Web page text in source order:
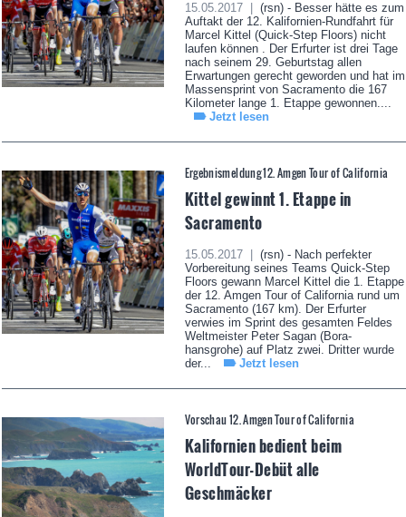
15.05.2017 |
(rsn) - Besser hätte es zum
Auftakt der 12. Kalifornien-Rundfahrt für
Marcel Kittel (Quick-Step Floors) nicht
laufen können . Der Erfurter ist drei Tage
nach seinem 29. Geburtstag allen
Erwartungen gerecht geworden und hat im
Massensprint von Sacramento die 167
Kilometer lange 1. Etappe gewonnen....
Jetzt lesen
Ergebnismeldung 12. Amgen Tour of California
Kittel gewinnt 1. Etappe in
Sacramento
15.05.2017 |
(rsn) - Nach perfekter
Vorbereitung seines Teams Quick-Step
Floors gewann Marcel Kittel die 1. Etappe
der 12. Amgen Tour of California rund um
Sacramento (167 km). Der Erfurter
verwies im Sprint des gesamten Feldes
Weltmeister Peter Sagan (Bora-
hansgrohe) auf Platz zwei. Dritter wurde
der...
Jetzt lesen
Vorschau 12. Amgen Tour of California
Kalifornien bedient beim
WorldTour-Debüt alle
Geschmäcker